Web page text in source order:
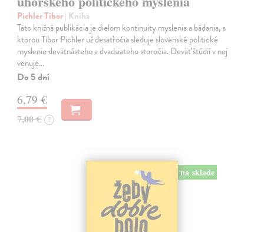
Pichler Tibor| Kniha
Táto knižná publikácia je dielom kontinuity myslenia a bádania, s
ktorou Tibor Pichler už desaťročia sleduje slovenské politické
myslenie devätnásteho a dvadsiateho storočia. Deväť štúdií v nej
venuje…
Do 5 dní
6,79 €
7,00 € ?
na sklade